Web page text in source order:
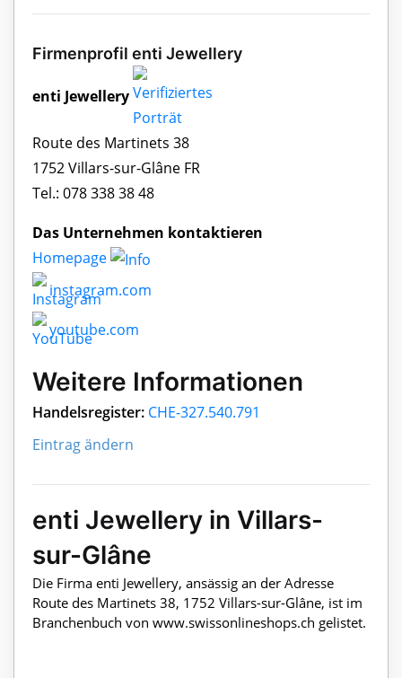
Firmenprofil enti Jewellery
enti Jewellery
Route des Martinets 38
1752 Villars-sur-Glâne FR
Tel.: 078 338 38 48
Das Unternehmen kontaktieren
Homepage
instagram.com
youtube.com
Weitere Informationen
Handelsregister: CHE-327.540.791
Eintrag ändern
enti Jewellery in Villars-
sur-Glâne
Die Firma enti Jewellery, ansässig an der Adresse
Route des Martinets 38, 1752 Villars-sur-Glâne, ist im
Branchenbuch von www.swissonlineshops.ch gelistet.